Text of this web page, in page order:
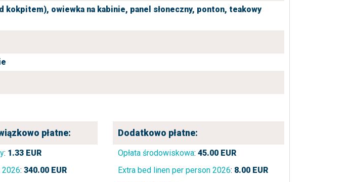
kokpitem), owiewka na kabinie, panel słoneczny, ponton, teakowy
płatne:
: 1.33 EUR
2026: 340.00 EUR
Dodatkowo płatne:
Opłata środowiskowa: 45.00 EUR
Extra bed linen per person 2026: 8.00 EUR